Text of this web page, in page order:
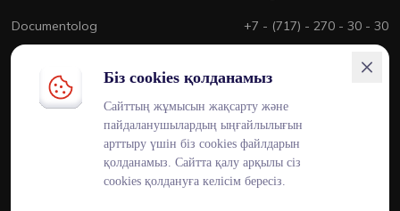
+7 - (717) - 270 - 30 - 30
+7 - (700) - 170 - 30 - 30
Documentolog
Canvas
Platonus
Біз cookies қолданамыз
Сайттың жұмысын жақсарту және
пайдаланушылардың ыңғайлылығын
арттыру үшін біз cookies файлдарын
қолданамыз. Сайтта қалу арқылы сіз
cookies қолдануға келісім бересіз.